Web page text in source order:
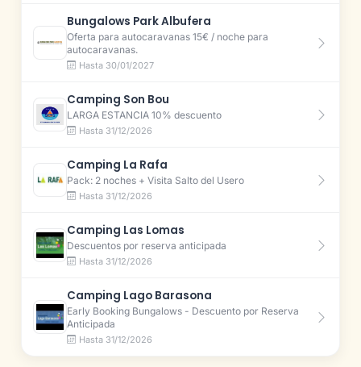
Bungalows Park Albufera
Oferta para autocaravanas 15€ / noche para
autocaravanas.
Hasta 30/01/2027
Camping Son Bou
LARGA ESTANCIA 10% descuento
Hasta 31/12/2026
Camping La Rafa
Pack: 2 noches + Visita Salto del Usero
Hasta 31/12/2026
Camping Las Lomas
Descuentos por reserva anticipada
Hasta 31/12/2026
Camping Lago Barasona
Early Booking Bungalows - Descuento por Reserva
Anticipada
Hasta 31/12/2026